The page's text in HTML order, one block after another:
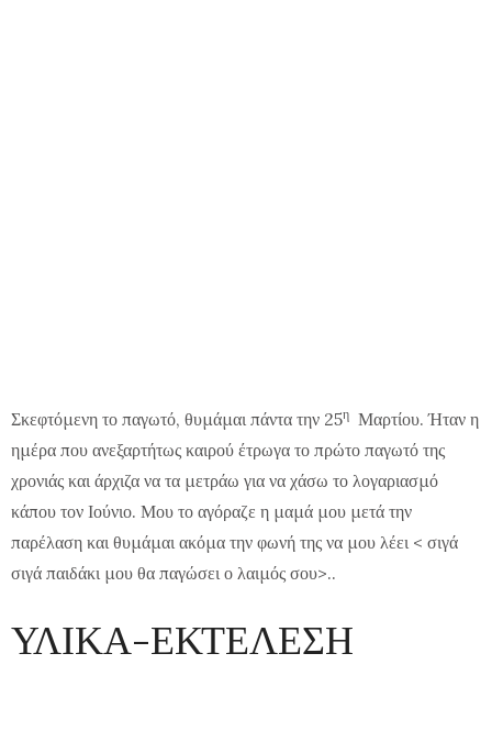
Σκεφτόμενη το παγωτό, θυμάμαι πάντα την 25η Μαρτίου. Ήταν η
ημέρα που ανεξαρτήτως καιρού έτρωγα το πρώτο παγωτό της
χρονιάς και άρχιζα να τα μετράω για να χάσω το λογαριασμό
κάπου τον Ιούνιο. Μου το αγόραζε η μαμά μου μετά την
παρέλαση και θυμάμαι ακόμα την φωνή της να μου λέει < σιγά
σιγά παιδάκι μου θα παγώσει ο λαιμός σου>..
ΥΛΙΚΑ-ΕΚΤΕΛΕΣΗ